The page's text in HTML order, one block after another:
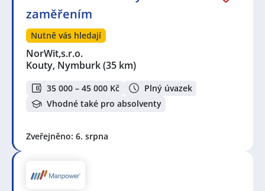
zaměřením
Nutně vás hledají
NorWit,s.r.o.
Kouty, Nymburk(35 km)
35 000 – 45 000 Kč
Plný úvazek
Vhodné také pro absolventy
Zveřejněno: 6. srpna